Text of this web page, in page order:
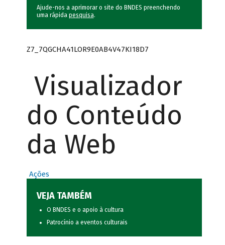
Ajude-nos a aprimorar o site do BNDES preenchendo
uma rápida pesquisa.
Z7_7QGCHA41LOR9E0AB4V47KI18D7
Visualizador
do Conteúdo
da Web
Ações
VEJA TAMBÉM
O BNDES e o apoio à cultura
Patrocínio a eventos culturais